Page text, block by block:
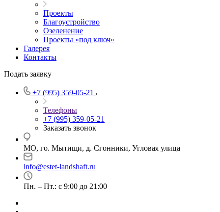
Проекты
Благоустройство
Озеленение
Проекты «под ключ»
Галерея
Контакты
Подать заявку
+7 (995) 359-05-21
Телефоны
+7 (995) 359-05-21
Заказать звонок
МО, го. Мытищи, д. Сгонники, Угловая улица
info@estet-landshaft.ru
Пн. – Пт.: с 9:00 до 21:00